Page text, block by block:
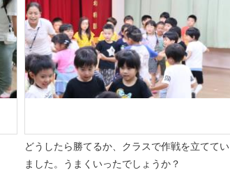
どうしたら勝てるか、クラスで作戦を立ててい
ました。うまくいったでしょうか？